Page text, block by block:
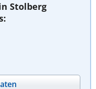
Stolberg